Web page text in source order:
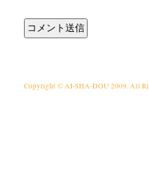
Copyright © AI-SHA-DOU 2009. All